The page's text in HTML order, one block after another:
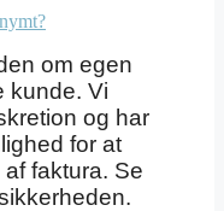
om egen
kunde. Vi
og har
for at
faktura. Se